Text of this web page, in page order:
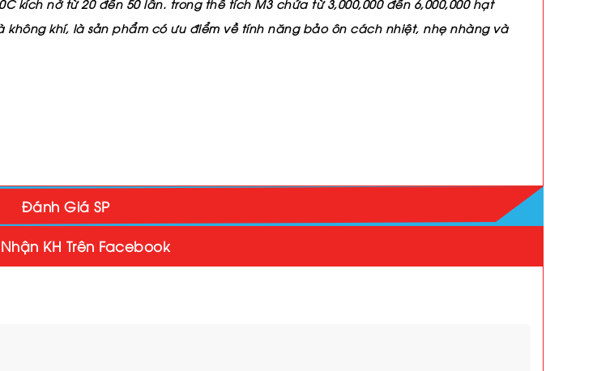
kích nở từ 20 đến 50 lần. trong thể tích M3 chứa từ 3,000,000 đến 6,000,000 hạt
khí, là sản phẩm có ưu điểm về tính năng bảo ôn cách nhiệt, nhẹ nhàng và
Đánh Giá SP
KH Trên Facebook